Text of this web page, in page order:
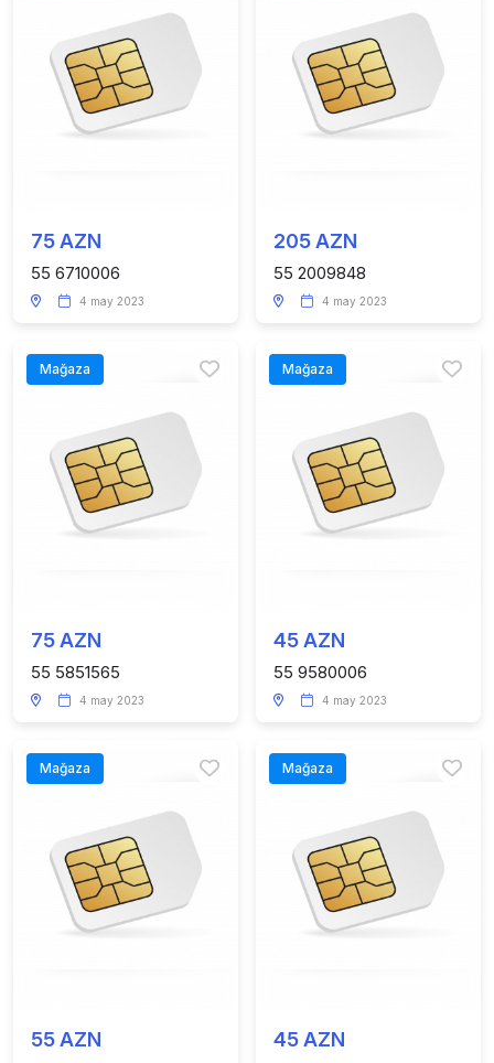
75 AZN
55 6710006
4 may 2023
205 AZN
55 2009848
4 may 2023
Mağaza
75 AZN
55 5851565
4 may 2023
Mağaza
45 AZN
55 9580006
4 may 2023
Mağaza
55 AZN
Mağaza
45 AZN